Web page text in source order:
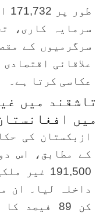
سرمایہ کاری،
سرگرمیوں کے
علاقائی
عکاسی کرتا ہے۔
تاشقند میں
میں
ازبکستان کی
کے مطابق، اس
191,500
داخلہ لیا۔ ان
کن 89